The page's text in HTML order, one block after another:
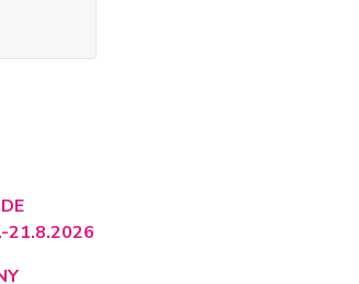
21.8.2026